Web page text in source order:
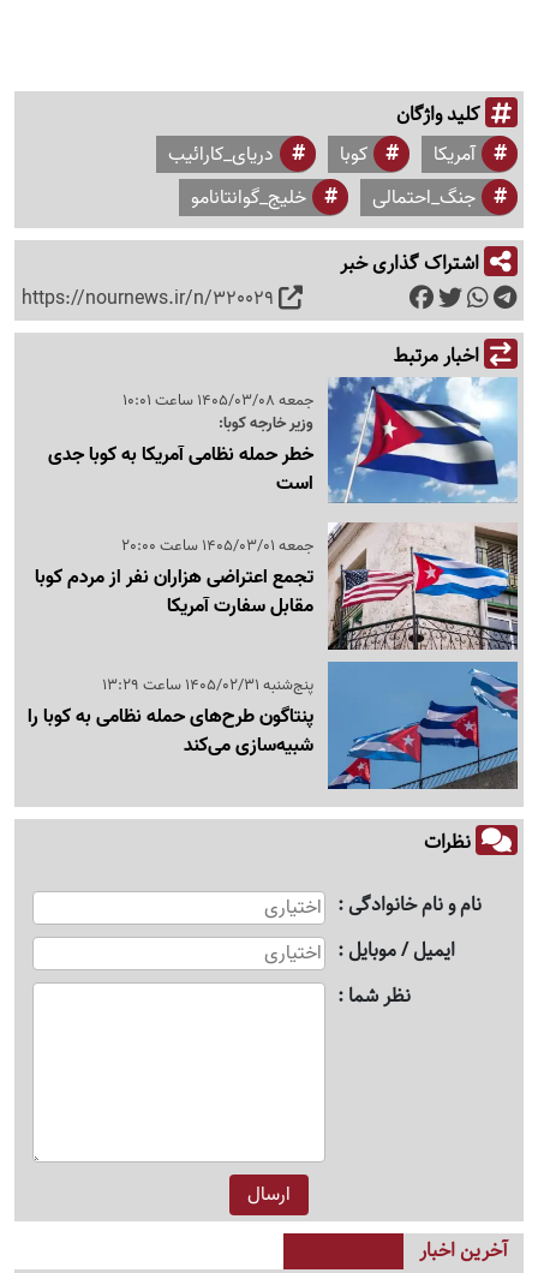
کلید واژگان
آمریکا کوبا
دریای_کارائیب
جنگ_احتمالی
خلیج_گوانتانامو
اشتراک گذاری خبر
https://nournews.ir/n/320029
اخبار مرتبط
جمعه 1405/03/08 ساعت 10:01
وزیر خارجه کوبا:
خطر حمله نظامی آمریکا به کوبا جدی
است
جمعه 1405/03/01 ساعت 20:00
تجمع اعتراضی هزاران نفر از مردم کوبا
مقابل سفارت آمریکا
پنج‌شنبه 1405/02/31 ساعت 13:29
پنتاگون طرح‌های حمله نظامی به کوبا را
شبیه‌سازی می‌کند
نظرات
نام و نام خانوادگی
ایمیل / موبایل
نظر شما
آخرین اخبار